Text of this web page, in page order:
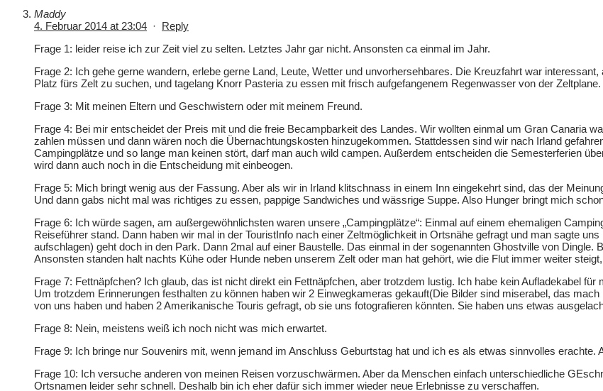
Maddy
4. Februar 2014 at 23:04 · Reply
Frage 1: leider reise ich zur Zeit viel zu selten. Letztes Jahr gar nicht. Ansonsten ca einmal im Jahr.
Frage 2: Ich gehe gerne wandern, erlebe gerne Land, Leute, Wetter und unvorhersehbares. Die Kreuzfahrt war
Platz fürs Zelt zu suchen, und tagelang Knorr Pasteria zu essen mit frisch aufgefangenem Regenwasser von der Zeltplane.
Frage 3: Mit meinen Eltern und Geschwistern oder mit meinem Freund.
Frage 4: Bei mir entscheidet der Preis mit und die freie Becampbarkeit des Landes. Wir wollten einmal um Gran Canaria
zahlen müssen und dann wären noch die Übernachtungskosten hinzugekommen. Stattdessen sind wir nach Irland
Campingplätze und so lange man keinen stört, darf man auch wild campen. Außerdem entscheiden die Semesterferien
wird dann auch noch in die Entscheidung mit einbeogen.
Frage 5: Mich bringt wenig aus der Fassung. Aber als wir in Irland klitschnass in einem Inn eingekehrt sind, das der
Und dann gabs nicht mal was richtiges zu essen, pappige Sandwiches und wässrige Suppe. Also Hunger bringt mich
Frage 6: Ich würde sagen, am außergewöhnlichsten waren unsere „Campingplätze“: Einmal auf einem ehemaligen
Reiseführer stand. Dann haben wir mal in der TouristInfo nach einer Zeltmöglichkeit in Ortsnähe gefragt und man sagte
aufschlagen) geht doch in den Park. Dann 2mal auf einer Baustelle. Das einmal in der sogenannten Ghostville von
Ansonsten standen halt nachts Kühe oder Hunde neben unserem Zelt oder man hat gehört, wie die Flut immer weiter
Frage 7: Fettnäpfchen? Ich glaub, das ist nicht direkt ein Fettnäpfchen, aber trotzdem lustig. Ich habe kein Aufladekabel
Um trotzdem Erinnerungen festhalten zu können haben wir 2 Einwegkameras gekauft(Die Bilder sind miserabel, das
von uns haben und haben 2 Amerikanische Touris gefragt, ob sie uns fotografieren könnten. Sie haben uns etwas
Frage 8: Nein, meistens weiß ich noch nicht was mich erwartet.
Frage 9: Ich bringe nur Souvenirs mit, wenn jemand im Anschluss Geburtstag hat und ich es als etwas sinnvolles erachte.
Frage 10: Ich versuche anderen von meinen Reisen vorzuschwärmen. Aber da Menschen einfach unterschiedliche
Ortsnamen leider sehr schnell. Deshalb bin ich eher dafür sich immer wieder neue Erlebnisse zu verschaffen.